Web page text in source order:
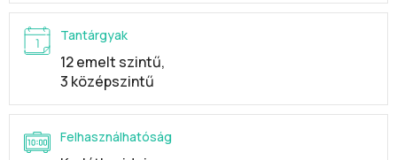
Tantárgyak
12 emelt szintű,
3 középszintű
Felhasználhatóság